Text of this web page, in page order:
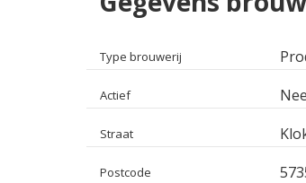
Type brouwerij
Actief
Straat
Postcode